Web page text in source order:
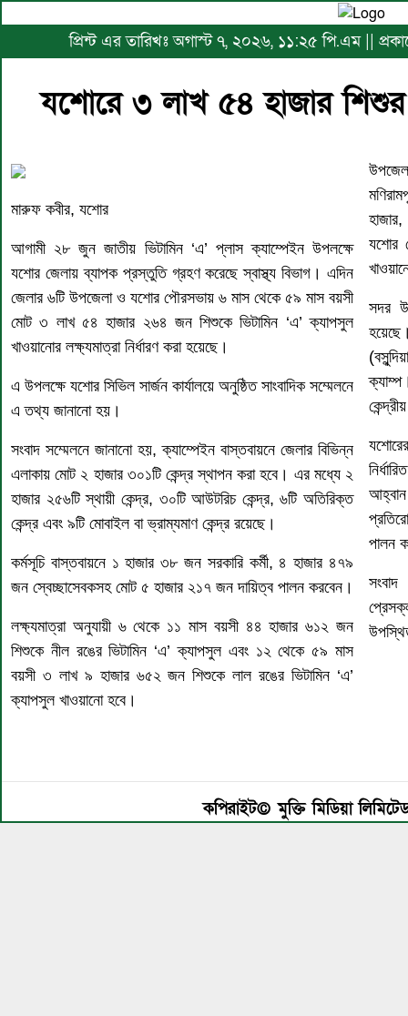
প্রিন্ট এর তারিখঃ অগাস্ট ৭, ২০২৬, ১১:২৫ পি.এম ||
যশোরে ৩ লাখ ৫৪ হাজার শিশুর
মারুফ কবীর, যশোর
আগামী ২৮ জুন জাতীয় ভিটামিন ‘এ’ প্লাস ক্যাম্পেইন উপলক্ষে
যশোর জেলায় ব্যাপক প্রস্তুতি গ্রহণ করেছে স্বাস্থ্য বিভাগ। এদিন
জেলার ৬টি উপজেলা ও যশোর পৌরসভায় ৬ মাস থেকে ৫৯ মাস বয়সী
মোট ৩ লাখ ৫৪ হাজার ২৬৪ জন শিশুকে ভিটামিন ‘এ’ ক্যাপসুল
খাওয়ানোর লক্ষ্যমাত্রা নির্ধারণ করা হয়েছে।
এ উপলক্ষে যশোর সিভিল সার্জন কার্যালয়ে অনুষ্ঠিত সাংবাদিক সম্মেলনে
এ তথ্য জানানো হয়।
সংবাদ সম্মেলনে জানানো হয়, ক্যাম্পেইন বাস্তবায়নে জেলার বিভিন্ন
এলাকায় মোট ২ হাজার ৩০১টি কেন্দ্র স্থাপন করা হবে। এর মধ্যে ২
হাজার ২৫৬টি স্থায়ী কেন্দ্র, ৩০টি আউটরিচ কেন্দ্র, ৬টি অতিরিক্ত
কেন্দ্র এবং ৯টি মোবাইল বা ভ্রাম্যমাণ কেন্দ্র রয়েছে।
কর্মসূচি বাস্তবায়নে ১ হাজার ৩৮ জন সরকারি কর্মী, ৪ হাজার ৪৭৯
জন স্বেচ্ছাসেবকসহ মোট ৫ হাজার ২১৭ জন দায়িত্ব পালন করবেন।
লক্ষ্যমাত্রা অনুযায়ী ৬ থেকে ১১ মাস বয়সী ৪৪ হাজার ৬১২ জন
শিশুকে নীল রঙের ভিটামিন ‘এ’ ক্যাপসুল এবং ১২ থেকে ৫৯ মাস
বয়সী ৩ লাখ ৯ হাজার ৬৫২ জন শিশুকে লাল রঙের ভিটামিন ‘এ’
ক্যাপসুল খাওয়ানো হবে।
যশোর
সদর
আহ্বান
পালন
কপিরাইট© মুক্তি মিডিয়া